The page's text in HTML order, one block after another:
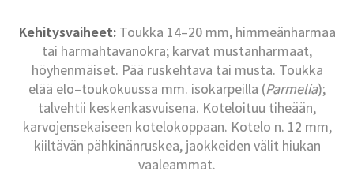
Kehitysvaiheet:Toukka 14–20 mm, himmeänharmaa
tai harmahtavanokra; karvat mustanharmaat,
höyhenmäiset. Pää ruskehtava tai musta. Toukka
elää elo–toukokuussa mm. isokarpeilla (Parmelia);
talvehtii keskenkasvuisena. Koteloituu tiheään,
karvojensekaiseen kotelokoppaan. Kotelo n. 12 mm,
kiiltävän pähkinänruskea, jaokkeiden välit hiukan
vaaleammat.